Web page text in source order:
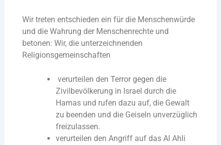
Wir treten entschieden ein für die Menschenwürde
und die Wahrung der Menschenrechte und
betonen: Wir, die unterzeichnenden
Religionsgemeinschaften
verurteilen den Terror gegen die
Zivilbevölkerung in Israel durch die
Hamas und rufen dazu auf, die Gewalt
zu beenden und die Geiseln unverzüglich
freizulassen.
verurteilen den Angriff auf das Al Ahli